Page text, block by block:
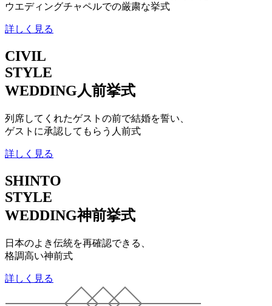
ウエディングチャペルでの厳粛な挙式
詳しく見る
CIVIL
STYLE
WEDDING人前挙式
列席してくれたゲストの前で結婚を誓い、
ゲストに承認してもらう人前式
詳しく見る
SHINTO
STYLE
WEDDING神前挙式
日本のよき伝統を再確認できる、
格調高い神前式
詳しく見る